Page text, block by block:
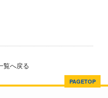
覧へ戻る
PAGETOP